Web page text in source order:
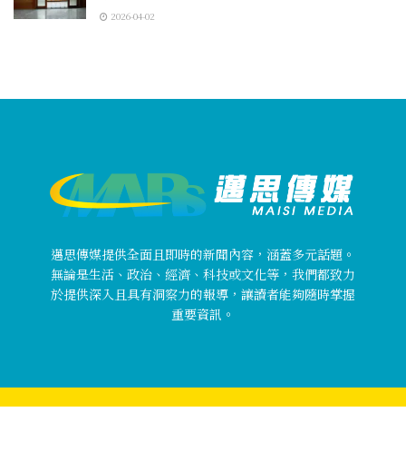
2026-04-02
邁思傳媒提供全面且即時的新聞內容，涵蓋多元話題。
無論是生活、政治、經濟、科技或文化等，我們都致力
於提供深入且具有洞察力的報導，讓讀者能夠隨時掌握
重要資訊。